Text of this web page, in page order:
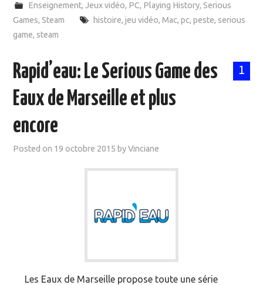
Enseignement, Jeux vidéo, PC, Playing History, Serious
Games, Steam histoire, jeu vidéo, Mac, pc, peste, serious
game, steam
1
Rapid’eau: Le Serious Game des
Eaux de Marseille et plus
encore
Posted on 19 octobre 2015 byVinciane
Les Eaux de Marseille propose toute une série